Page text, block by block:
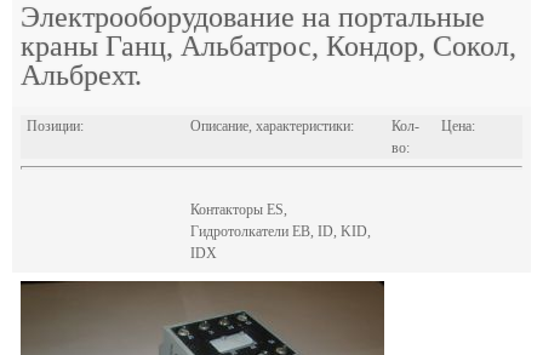
Электрооборудование на портальные
краны Ганц, Альбатрос, Кондор, Сокол,
Альбрехт.
Позиции: Описание, характеристики:
Кол-
во:
Цена:
Контакторы ES,
Гидротолкатели EB, ID, KID,
IDX